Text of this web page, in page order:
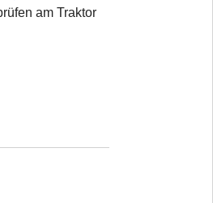
am Traktor